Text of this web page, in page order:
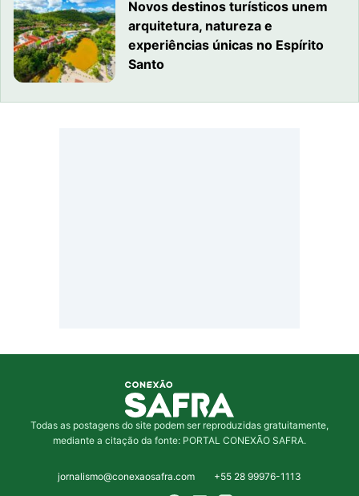
Novos destinos turísticos unem
arquitetura, natureza e
experiências únicas no Espírito
Santo
Todas as postagens do site podem ser reproduzidas gratuitamente,
mediante a citação da fonte: PORTAL CONEXÃO SAFRA.
jornalismo@conexaosafra.com +55 28 99976-1113